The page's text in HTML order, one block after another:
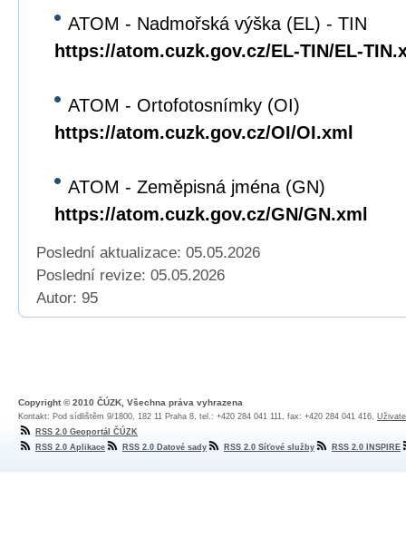
ATOM - Nadmořská výška (EL) - TIN
https://atom.cuzk.gov.cz/EL-TIN/EL-
ATOM - Ortofotosnímky (OI)
https://atom.cuzk.gov.cz/OI/OI.xml
ATOM - Zeměpisná jména (GN)
https://atom.cuzk.gov.cz/GN/GN.xml
Poslední aktualizace: 05.05.2026
Poslední revize: 05.05.2026
Autor: 95
Copyright © 2010 ČÚZK, Všechna práva vyhrazena
Kontakt: Pod sídlištěm 9/1800, 182 11 Praha 8, tel.: +420 284 041 111, fax: +420 284 041 416,
RSS 2.0 Geoportál ČÚZK
RSS 2.0 Aplikace
RSS 2.0 Datové sady RSS 2.0 Síťové služby RSS 2.0 INSPIRE